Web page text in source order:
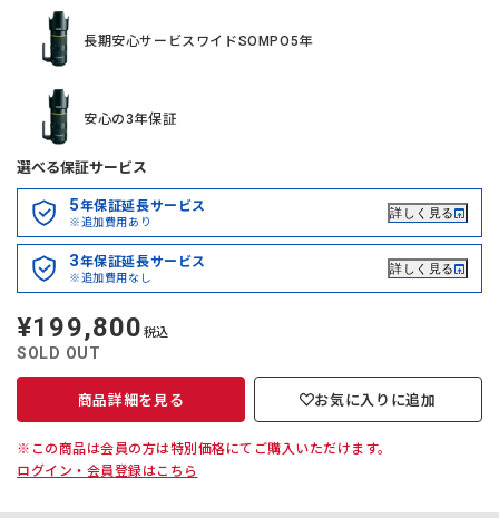
長期安心サービスワイドSOMPO5年
安心の3年保証
選べる保証サービス
5年保証延長サービス
※追加費用あり
詳しく見る
3年保証延長サービス
※追加費用なし
詳しく見る
定
価
¥199,800 税込
SOLD OUT
商品詳細を見る お気に入りに追加
※この商品は会員の方は特別価格にてご購入いただけます。
ログイン・会員登録はこちら